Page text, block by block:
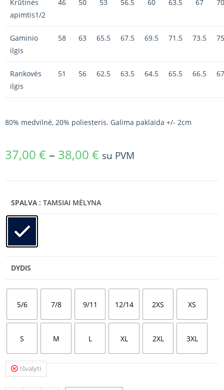
Krūtinės
apimtis1/2
46 50 53 56.5 60 63.5 67
Gaminio
ilgis
58 63 65.5 67.5 69.5 71.5 73.5
Rankovės
ilgis
51 56 62.5 63.5 64.5 65.5 66.5
80% medvilnė, 20% poliesteris. Galima paklaida +/- 2cm
37,00 € – 38,00 € su PVM
SPALVA : TAMSIAI MĖLYNA
DYDIS
5/6 7/8 9/11 12/14 2XS XS
S M L XL 2XL 3XL
Išvalyti